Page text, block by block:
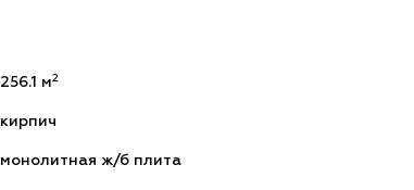
256.1 м2
кирпич
монолитная ж/б плита